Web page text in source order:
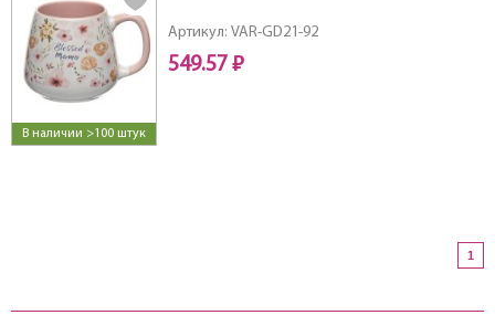
В наличии >100 штук
Артикул: VAR-GD21-92
549.57 ₽
1